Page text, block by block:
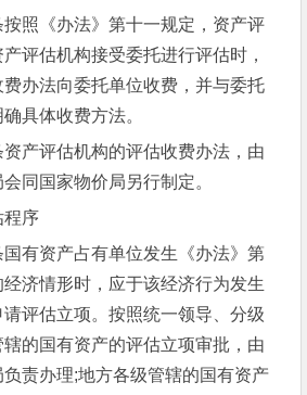
《办法》第十一规定，资产评
评估机构接受委托进行评估时，
办法向委托单位收费，并与委托
具体收费方法。
评估机构的评估收费办法，由
同国家物价局另行制定。
序
资产占有单位发生《办法》第
济情形时，应于该经济行为发生
评估立项。按照统一领导、分级
的国有资产的评估立项审批，由
责办理;地方各级管辖的国有资产